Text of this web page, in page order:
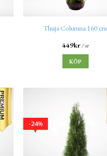
Thuja Columna 160 cm
449kr/ st
KÖP
%
24